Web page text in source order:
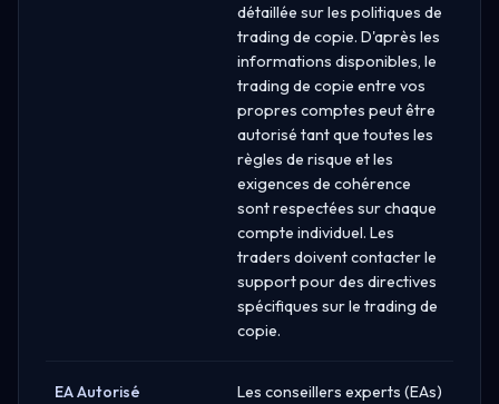
détaillée sur les politiques de
trading de copie. D'après les
informations disponibles, le
trading de copie entre vos
propres comptes peut être
autorisé tant que toutes les
règles de risque et les
exigences de cohérence
sont respectées sur chaque
compte individuel. Les
traders doivent contacter le
support pour des directives
spécifiques sur le trading de
copie.
EA Autorisé
Les conseillers experts (EAs)